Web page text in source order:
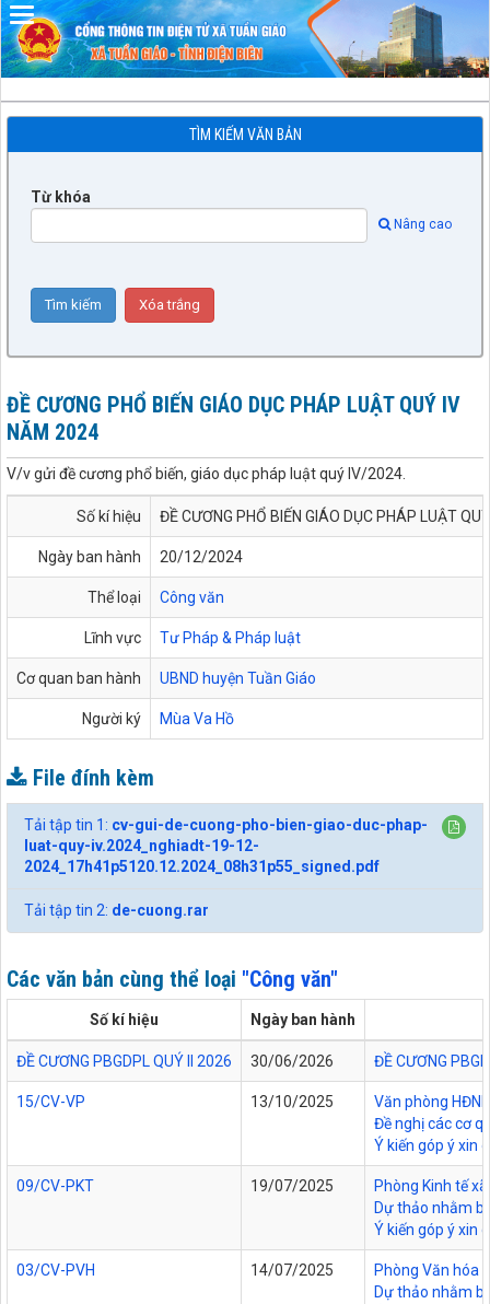
TÌM KIẾM VĂN BẢN
Từ khóa
Nâng cao
ĐỀ CƯƠNG PHỔ BIẾN GIÁO DỤC PHÁP LUẬT QUÝ IV
NĂM 2024
V/v gửi đề cương phổ biến, giáo dục pháp luật quý IV/2024.
Số kí hiệu ĐỀ CƯƠNG PHỔ BIẾN GIÁO DỤC PHÁP LUẬT
Ngày ban hành 20/12/2024
Thể loại Công văn
Lĩnh vực Tư Pháp & Pháp luật
Cơ quan ban hành UBND huyện Tuần Giáo
Người ký Mùa Va Hồ
File đính kèm
Tải tập tin 1: cv-gui-de-cuong-pho-bien-giao-duc-phap-
luat-quy-iv.2024_nghiadt-19-12-
2024_17h41p5120.12.2024_08h31p55_signed.pdf
Tải tập tin 2: de-cuong.rar
Các văn bản cùng thể loại "Công văn"
Số kí hiệu Ngày ban hành
ĐỀ CƯƠNG PBGDPL QUÝ II 2026 30/06/2026 ĐỀ CƯƠNG
15/CV-VP 13/10/2025
Văn phòng
Đề nghị các cơ
Ý kiến góp ý xin
09/CV-PKT 19/07/2025
Phòng Kinh tế
Dự thảo nhằm
Ý kiến góp ý xin
03/CV-PVH 14/07/2025
Phòng Văn hóa
Dự thảo nhằm
Đã kết nối EMC